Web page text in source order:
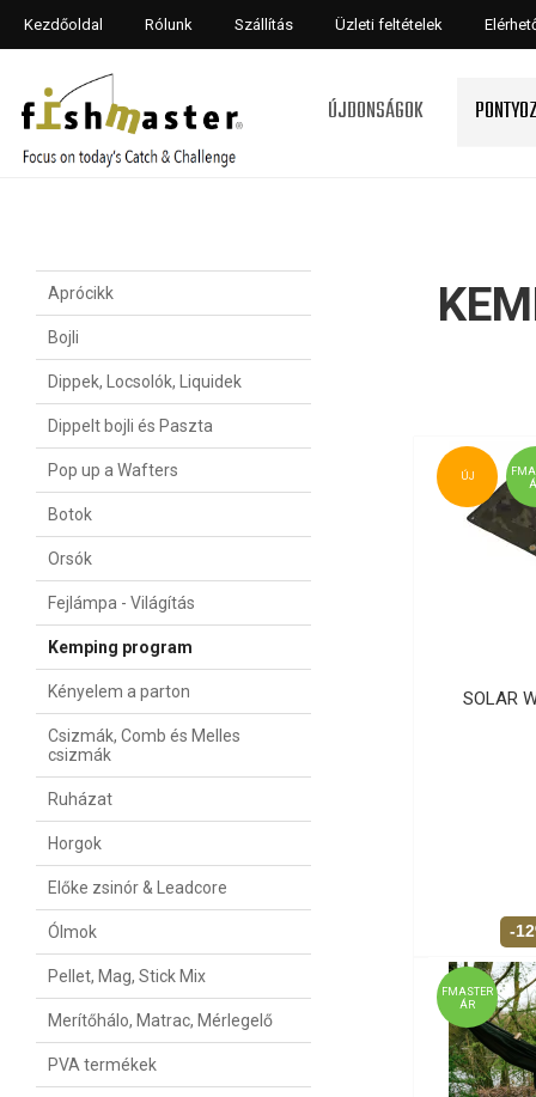
Kezdőoldal Rólunk Szállítás Üzleti feltételek
ÚJDONSÁGOK
ÚJ
SOLAR
-
FMASTER
ÁR
Aprócikk
Bojli
Dippek, Locsolók, Liquidek
Dippelt bojli és Paszta
Pop up a Wafters
Botok
Orsók
Fejlámpa - Világítás
Kemping program
Kényelem a parton
Csizmák, Comb és Melles
csizmák
Ruházat
Horgok
Előke zsinór & Leadcore
Ólmok
Pellet, Mag, Stick Mix
Merítőhálo, Matrac, Mérlegelő
PVA termékek